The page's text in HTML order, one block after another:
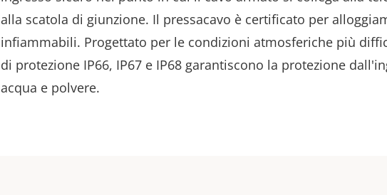
alla scatola di giunzione. Il pressacavo è certificato per
infiammabili. Progettato per le condizioni atmosferiche più
di protezione IP66, IP67 e IP68 garantiscono la protezione
acqua e polvere.